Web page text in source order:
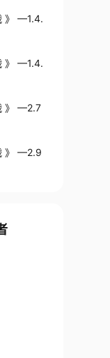
》 —1.4.
》 —1.4.
》 —2.7
》 —2.9